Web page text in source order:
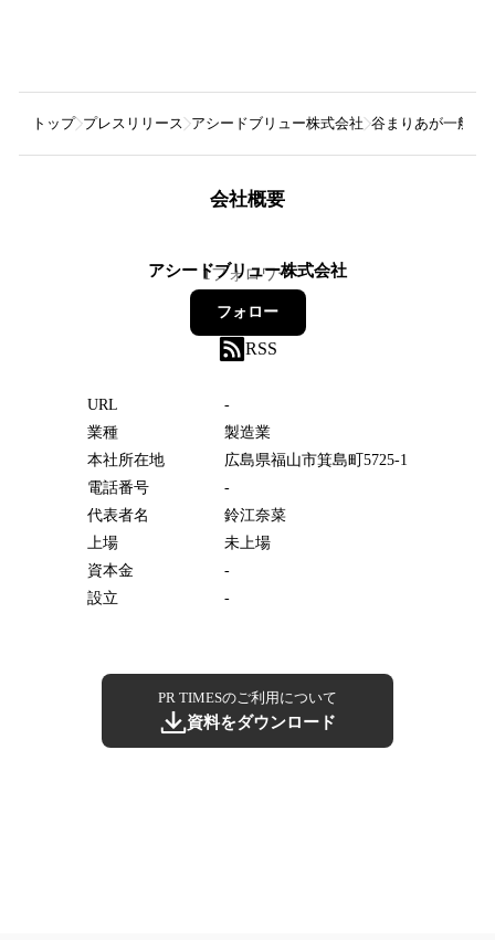
トップ プレスリリース アシードブリュー株式会社 谷まりあが一般女
会社概要
アシードブリュー株式会社
1フォロワー
フォロー
RSS
URL
-
業種
製造業
本社所在地
広島県福山市箕島町5725-1
電話番号
-
代表者名
鈴江奈菜
上場
未上場
資本金
-
設立
-
PR TIMESのご利用について
資料をダウンロード